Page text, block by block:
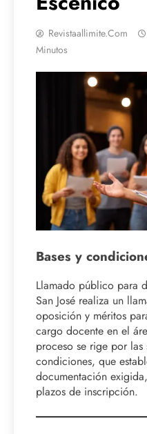
Revistaallimite.com
Minutos
Bases y
Llamado público para
San José realiza un
oposición y méritos
cargo docente en el
proceso se rige por las
condiciones, que
documentación
plazos de inscripción.